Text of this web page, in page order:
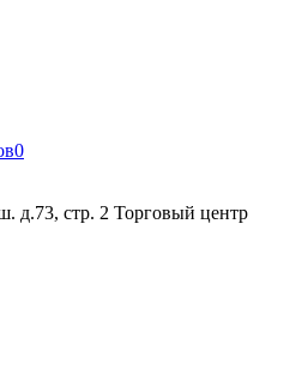
0
д.73, стр. 2 Торговый центр